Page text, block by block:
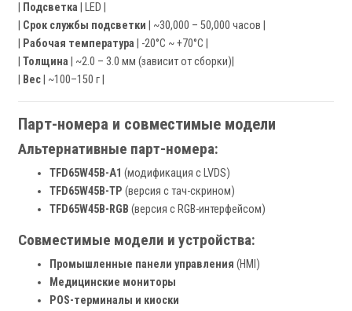
Подсветка | LED |
Срок службы подсветки | ~30,000 – 50,000 часов |
Рабочая температура | -20°C ~ +70°C |
Толщина | ~2.0 – 3.0 мм (зависит от сборки)|
Вес | ~100–150 г |
Парт-номера и совместимые модели
Альтернативные парт-номера:
TFD65W45B-A1 (модификация с LVDS)
TFD65W45B-TP (версия с тач-скрином)
TFD65W45B-RGB (версия с RGB-интерфейсом)
Совместимые модели и устройства:
Промышленные панели управления (HMI)
Медицинские мониторы
POS-терминалы и киоски